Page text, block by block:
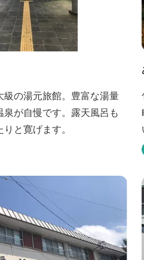
の湯元旅館。豊富な湯量
が自慢です。露天風呂も
と寛げます。